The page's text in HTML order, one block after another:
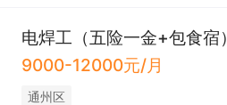
电焊工（五险一金+包食宿）
9000-12000元/月
通州区